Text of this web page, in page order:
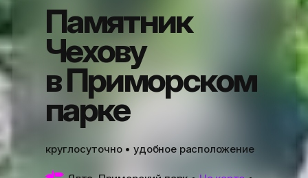
Памятник
Чехову
в Приморском
парке
круглосуточно • удобное расположение